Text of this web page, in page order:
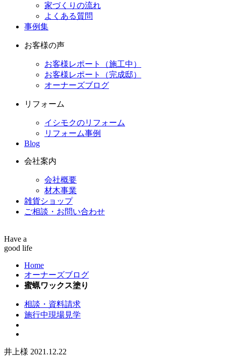
家づくりの流れ
よくある質問
事例集
お客様の声
お客様レポート（施工中）
お客様レポート（完成邸）
オーナーズブログ
リフォーム
イシモクのリフォーム
リフォーム事例
Blog
会社案内
会社概要
材木事業
雑貨ショップ
ご相談・お問い合わせ
Have a
good life
Home
オーナーズブログ
蜜蝋ワックス塗り
相談・資料請求
施行中現場見学
井上様 2021.12.22